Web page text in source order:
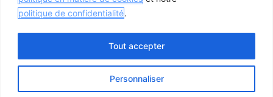
politique de confidentialité.
Personnaliser
Tout accepter
CréditsPolitique de confidentialité